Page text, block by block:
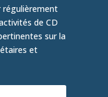
régulièrement
de CD
sur la
et